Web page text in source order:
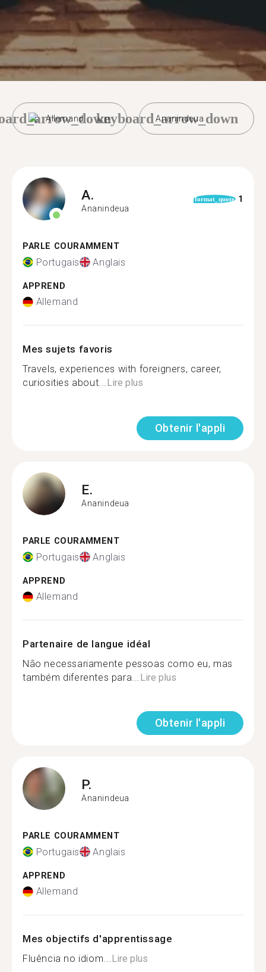
Allemand Ananindeua
keyboard_arrow_down
A.
Ananindeua
format_quote 1
PARLE COURAMMENT
Portugais Anglais
APPREND
Allemand
Mes sujets favoris
Travels, experiences with foreigners, career,
curiosities about...Lire plus
Obtenir l'appli
E.
Ananindeua
PARLE COURAMMENT
Portugais Anglais
APPREND
Allemand
Partenaire de langue idéal
Não necessariamente pessoas como eu, mas
também diferentes para...Lire plus
Obtenir l'appli
P.
Ananindeua
PARLE COURAMMENT
Portugais Anglais
APPREND
Allemand
Mes objectifs d'apprentissage
Fluência no idiom...Lire plus